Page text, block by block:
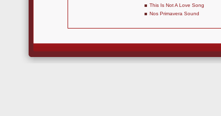
This Is Not A Love Song
Nos Primavera Sound